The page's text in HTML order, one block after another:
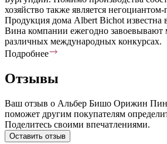
хозяйство также является
Продукция дома Albert Bichot известна
Вина компании ежегодно завоевывают
различных международных конкурсах.
Подробнее
Отзывы
Ваш отзыв о Альбер Бишо Орижин
поможет другим покупателям
Поделитесь своими впечатлениями.
Оставить отзыв